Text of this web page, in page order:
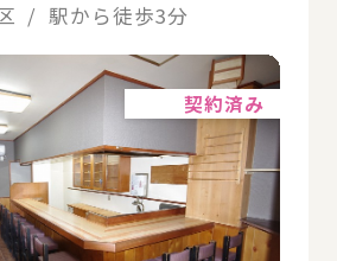
/ 駅から徒歩3分
契約済み